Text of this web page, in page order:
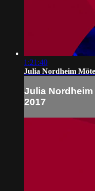
1:21:40
Julia Nordheim
Julia
2017